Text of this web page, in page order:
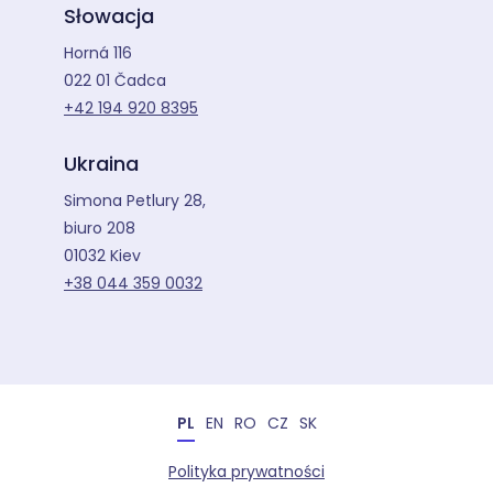
Słowacja
Horná 116
022 01 Čadca
+42 194 920 8395
Ukraina
Simona Petlury 28,
biuro 208
01032 Kiev
+38 044 359 0032
PL EN RO CZ SK
Polityka prywatności